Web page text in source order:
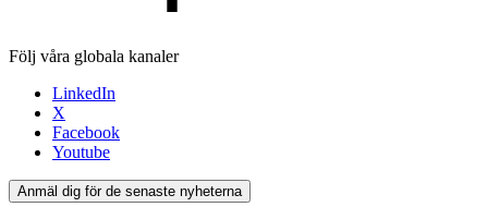
Följ våra globala kanaler
LinkedIn
X
Facebook
Youtube
Anmäl dig för de senaste nyheterna